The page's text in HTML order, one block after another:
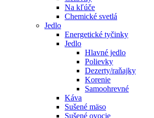
Na kľúče
Chemické svetlá
Jedlo
Energetické tyčinky
Jedlo
Hlavné jedlo
Polievky
Dezerty/raňajky
Korenie
Samoohrevné
Káva
Sušené mäso
Sušené ovocie